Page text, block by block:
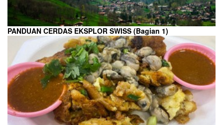
PANDUAN CERDAS EKSPLOR SWISS (Bagian 1)